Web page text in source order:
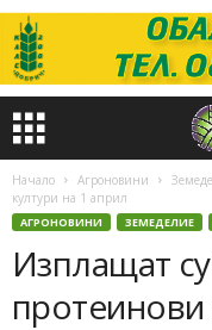
Начало Агроновини
култури на 1 април
АГРОНОВИНИ ЗЕМЕДЕЛИЕ
Изплащат
протеинови